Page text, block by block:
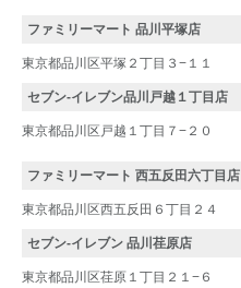
ファミリーマート 品川平塚店
東京都品川区平塚２丁目３−１１
セブン-イレブン品川戸越１丁目店
東京都品川区戸越１丁目７−２０
ファミリーマート 西五反田六丁目店
東京都品川区西五反田６丁目２４
セブン‐イレブン 品川荏原店
東京都品川区荏原１丁目２１−６